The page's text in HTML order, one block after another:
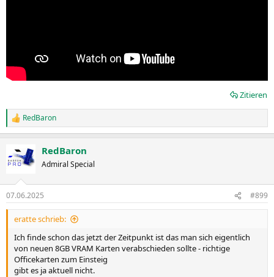
Zitieren
R
e
t
e
n
RedBaron
RedBaron
Admiral Special
07.06.2025 #899
eratte schrieb:
Ich finde schon das jetzt der Zeitpunkt ist das man sich eigentlich
von neuen 8GB VRAM Karten verabschieden sollte - richtige
Officekarten zum Einsteig
gibt es ja aktuell nicht.